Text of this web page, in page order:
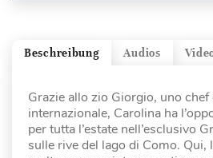
Audios
Beschreibung
Grazie allo zio Giorgio, uno chef
internazionale, Carolina ha
per tutta l’estate nell’esclusivo
sulle rive del lago di Como. Qui,